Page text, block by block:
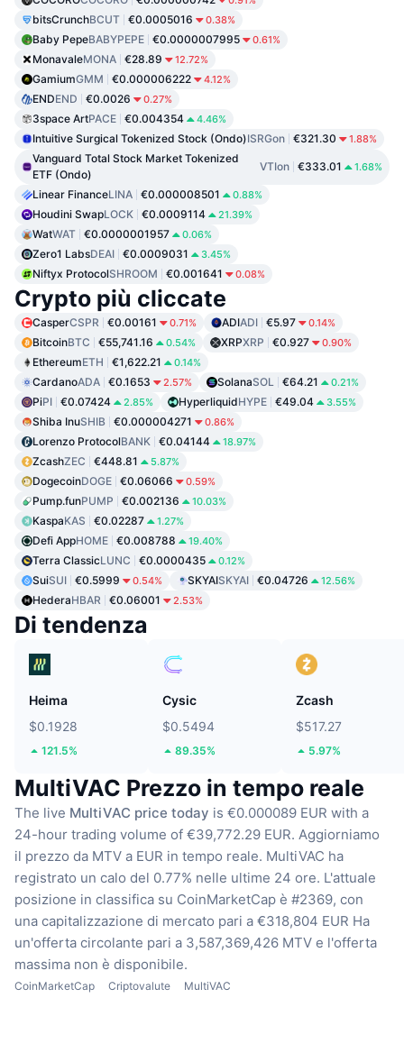
bitsCrunchBCUT €0.0005016 0.38%
Baby PepeBABYPEPE €0.0000007995 0.61%
MonavaleMONA €28.89 12.72%
GamiumGMM €0.000006222 4.12%
ENDEND €0.0026 0.27%
3space ArtPACE €0.004354 4.46%
Intuitive Surgical Tokenized Stock (Ondo)ISRGon €321.30 1.88%
Vanguard Total Stock Market Tokenized
ETF (Ondo)
VTIon €333.01 1.68%
Linear FinanceLINA €0.000008501 0.88%
Houdini SwapLOCK €0.0009114 21.39%
WatWAT €0.0000001957 0.06%
Zero1 LabsDEAI €0.0009031 3.45%
Niftyx ProtocolSHROOM €0.001641 0.08%
Crypto più cliccate
CasperCSPR €0.00161 0.71% ADIADI €5.97 0.14%
BitcoinBTC €55,741.16 0.54% XRPXRP €0.927 0.90%
EthereumETH €1,622.21 0.14%
CardanoADA €0.1653 2.57% SolanaSOL €64.21 0.21%
PiPI €0.07424 2.85% HyperliquidHYPE €49.04 3.55%
Shiba InuSHIB €0.000004271 0.86%
Lorenzo ProtocolBANK €0.04144 18.97%
ZcashZEC €448.81 5.87%
DogecoinDOGE €0.06066 0.59%
Pump.funPUMP €0.002136 10.03%
KaspaKAS €0.02287 1.27%
Defi AppHOME €0.008788 19.40%
Terra ClassicLUNC €0.0000435 0.12%
SuiSUI €0.5999 0.54% SKYAISKYAI €0.04726 12.56%
HederaHBAR €0.06001 2.53%
Di tendenza
Heima
$0.1928
121.5%
Cysic
$0.5494
89.35%
Zcash
$517.27
5.97%
MultiVAC Prezzo in tempo reale
The live MultiVAC price today is €0.000089 EUR with a
24-hour trading volume of €39,772.29 EUR. Aggiorniamo
il prezzo da MTV a EUR in tempo reale. MultiVAC ha
registrato un calo del 0.77% nelle ultime 24 ore. L'attuale
posizione in classifica su CoinMarketCap è #2369, con
una capitalizzazione di mercato pari a €318,804 EUR Ha
un'offerta circolante pari a 3,587,369,426 MTV e l'offerta
massima non è disponibile.
CoinMarketCap Criptovalute MultiVAC